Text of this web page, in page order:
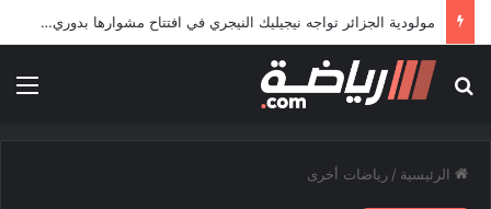
مولودية الجزائر تواجه نيجيليك النيجري في افتتاح مشوارها بدوري أبطال إفريقيا
بحث عن
الرئيسية / رياضات أخرى